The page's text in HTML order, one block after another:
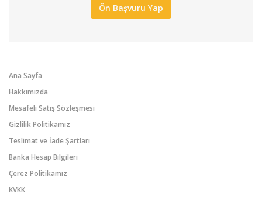
Ana Sayfa
Hakkımızda
Mesafeli Satış Sözleşmesi
Gizlilik Politikamız
Teslimat ve İade Şartları
Banka Hesap Bilgileri
Çerez Politikamız
KVKK